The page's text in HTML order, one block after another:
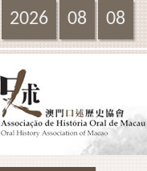
2026 08 08